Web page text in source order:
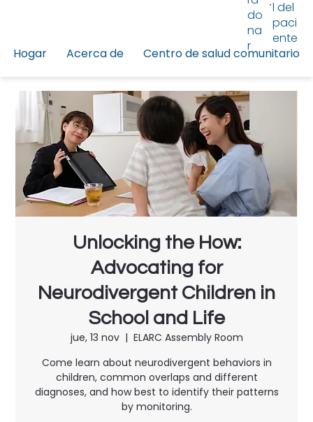
Hogar Acerca de Centro de salud comunitario
do
na
r
l del
paci
ente
Unlocking the How:
Advocating for
Neurodivergent Children in
School and Life
jue, 13 nov
  |
ELARC Assembly Room
Come learn about neurodivergent behaviors in
children, common overlaps and different
diagnoses, and how best to identify their patterns